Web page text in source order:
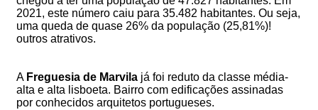
2021, este número caiu para 35.482 habitantes. Ou seja,
uma queda de quase 26% da população (25,81%)!
outros atrativos.
A Freguesia de Marvila já foi reduto da classe média-
alta e alta lisboeta. Bairro com edificações assinadas
por conhecidos arquitetos portugueses.